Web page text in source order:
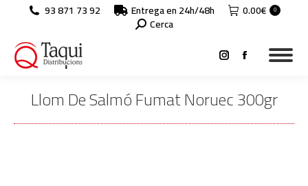
93 871 73 92 Entrega en 24h/48h 0.00€ 0
Search:
Cerca
Instagram
opens
Facebook
opens
Llom De Salmó Fumat Noruec 300gr
You are here: